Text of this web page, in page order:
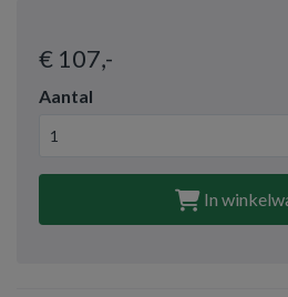
€ 107,-
Aantal
In